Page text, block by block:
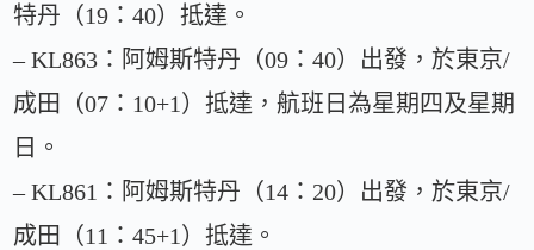
特丹（19：40）抵達。
– KL863：阿姆斯特丹（09：40）出發，於東京/
成田（07：10+1）抵達，航班日為星期四及星期
日。
– KL861：阿姆斯特丹（14：20）出發，於東京/
成田（11：45+1）抵達。